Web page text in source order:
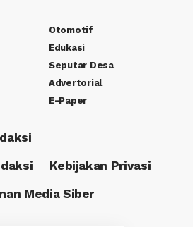
Otomotif
Edukasi
Seputar Desa
Advertorial
E-Paper
Kebijakan Privasi
Media Siber